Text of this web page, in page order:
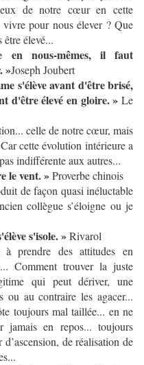
de notre cœur en cette
pour nous élever ? Que
élevé...
en nous-mêmes, il faut
»Joseph Joubert
s'élève avant d'être brisé,
d'être élevé en gloire. » Le
celle de notre cœur, mais
cette évolution intérieure a
indifférente aux autres...
le vent. »Proverbe chinois
de façon quasi inéluctable
collègue s’éloigne ou je
s'isole. »Rivarol
prendre des attitudes en
Comment trouver la juste
qui peut dériver, une
ou au contraire les agacer...
toujours mal taillée... en ne
jamais en repos... toujours
de réalisation de